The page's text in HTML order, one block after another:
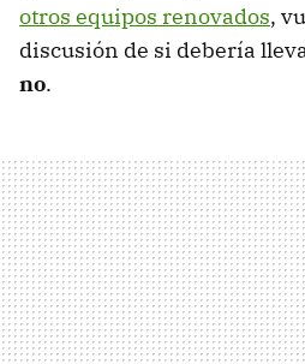
otros equipos renovados,
discusión de si debería
no.